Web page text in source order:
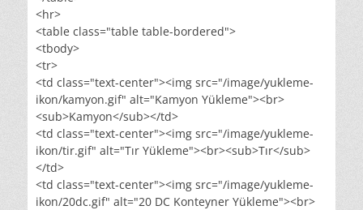
<hr>
<table class="table table-bordered">
<tbody>
<tr>
<td class="text-center"><img src="/image/yukleme-
ikon/kamyon.gif" alt="Kamyon Yükleme"><br>
<sub>Kamyon</sub></td>
<td class="text-center"><img src="/image/yukleme-
ikon/tir.gif" alt="Tır Yükleme"><br><sub>Tır</sub>
</td>
<td class="text-center"><img src="/image/yukleme-
ikon/20dc.gif" alt="20 DC Konteyner Yükleme"><br>